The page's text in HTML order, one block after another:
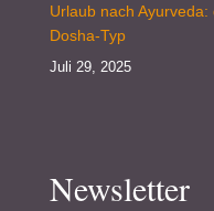
Urlaub nach
Dosha-Typ
Juli 29, 2025
Newsletter